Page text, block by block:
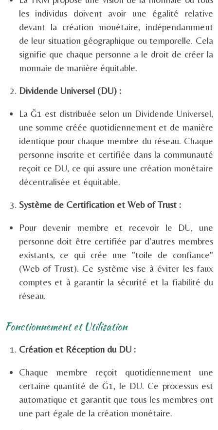
les individus doivent avoir une égalité relative
devant la création monétaire, indépendamment
de leur situation géographique ou temporelle. Cela
signifie que chaque personne a le droit de créer la
monnaie de manière équitable.
Dividende Universel (DU) :
La Ğ1 est distribuée selon un Dividende Universel,
une somme créée quotidiennement et de manière
identique pour chaque membre du réseau. Chaque
personne inscrite et certifiée dans la communauté
reçoit ce DU, ce qui assure une création monétaire
décentralisée et équitable.
Système de Certification et Web of Trust :
Pour devenir membre et recevoir le DU, une
personne doit être certifiée par d'autres membres
existants, ce qui crée une "toile de confiance"
(Web of Trust). Ce système vise à éviter les faux
comptes et à garantir la sécurité et la fiabilité du
réseau.
Fonctionnement et Utilisation
Création et Réception du DU :
Chaque membre reçoit quotidiennement une
certaine quantité de Ğ1, le DU. Ce processus est
automatique et garantit que tous les membres ont
une part égale de la création monétaire.